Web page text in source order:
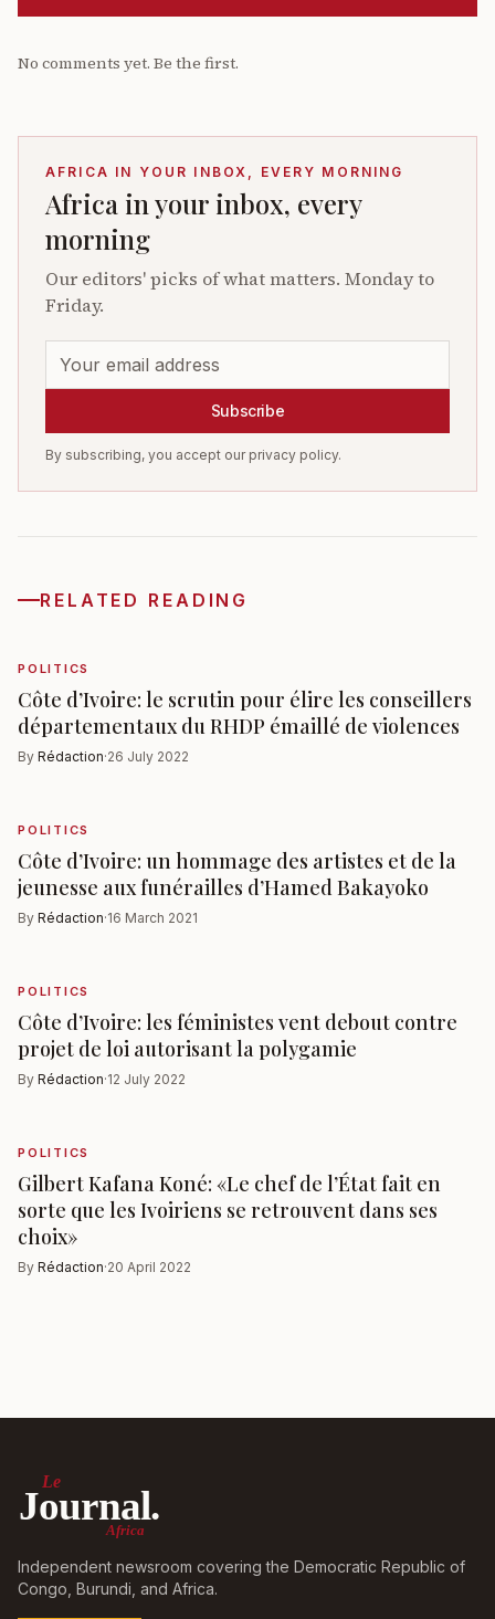
No comments yet. Be the first.
AFRICA IN YOUR INBOX, EVERY MORNING
Africa in your inbox, every
morning
Our editors' picks of what matters. Monday to
Friday.
Subscribe
By subscribing, you accept our privacy policy.
RELATED READING
POLITICS
Côte d’Ivoire: le scrutin pour élire les conseillers
départementaux du RHDP émaillé de violences
By Rédaction·26 July 2022
POLITICS
Côte d’Ivoire: un hommage des artistes et de la
jeunesse aux funérailles d’Hamed Bakayoko
By Rédaction·16 March 2021
POLITICS
Côte d’Ivoire: les féministes vent debout contre
projet de loi autorisant la polygamie
By Rédaction·12 July 2022
POLITICS
Gilbert Kafana Koné: «Le chef de l’État fait en
sorte que les Ivoiriens se retrouvent dans ses
choix»
By Rédaction·20 April 2022
Le
Journal.
Africa
Independent newsroom covering the Democratic Republic of
Congo, Burundi, and Africa.